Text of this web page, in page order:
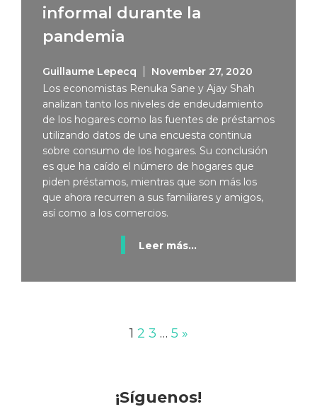
informal durante la
pandemia
Guillaume Lepecq
November 27, 2020
Los economistas Renuka Sane y Ajay Shah
analizan tanto los niveles de endeudamiento
de los hogares como las fuentes de préstamos
utilizando datos de una encuesta continua
sobre consumo de los hogares. Su conclusión
es que ha caído el número de hogares que
piden préstamos, mientras que son más los
que ahora recurren a sus familiares y amigos,
así como a los comercios.
Leer más...
1 2 3 … 5 »
¡Síguenos!